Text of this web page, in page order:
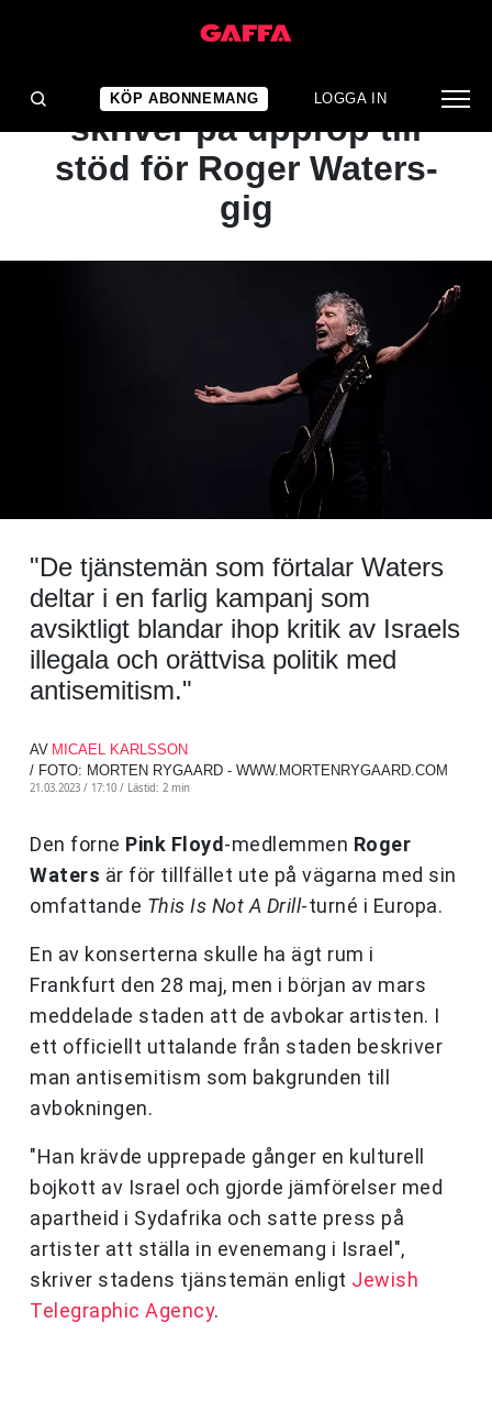
KÖP ABONNEMANG LOGGA IN
NYHET
Flera stora artister
skriver på upprop till
stöd för Roger Waters-
gig
"De tjänstemän som förtalar Waters
deltar i en farlig kampanj som
avsiktligt blandar ihop kritik av Israels
illegala och orättvisa politik med
antisemitism."
AV MICAEL KARLSSON
/ FOTO: MORTEN RYGAARD - WWW.MORTENRYGAARD.COM
21.03.2023 / 17:10 / Lästid: 2 min
Den forne Pink Floyd -medlemmen Roger
Waters är för tillfället ute på vägarna med sin
omfattande This Is Not A Drill-turné i Europa.
En av konserterna skulle ha ägt rum i
Frankfurt den 28 maj, men i början av mars
meddelade staden att de avbokar artisten. I
ett officiellt uttalande från staden beskriver
man antisemitism som bakgrunden till
avbokningen.
"Han krävde upprepade gånger en kulturell
bojkott av Israel och gjorde jämförelser med
apartheid i Sydafrika och satte press på
artister att ställa in evenemang i Israel",
skriver stadens tjänstemän enligt Jewish
Telegraphic Agency.